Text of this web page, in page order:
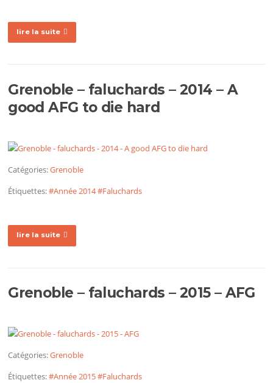
lire la suite
Grenoble – faluchards – 2014 – A
good AFG to die hard
Catégories:Grenoble
Étiquettes:#Année 2014#Faluchards
lire la suite
Grenoble – faluchards – 2015 – AFG
Catégories:Grenoble
Étiquettes:#Année 2015#Faluchards